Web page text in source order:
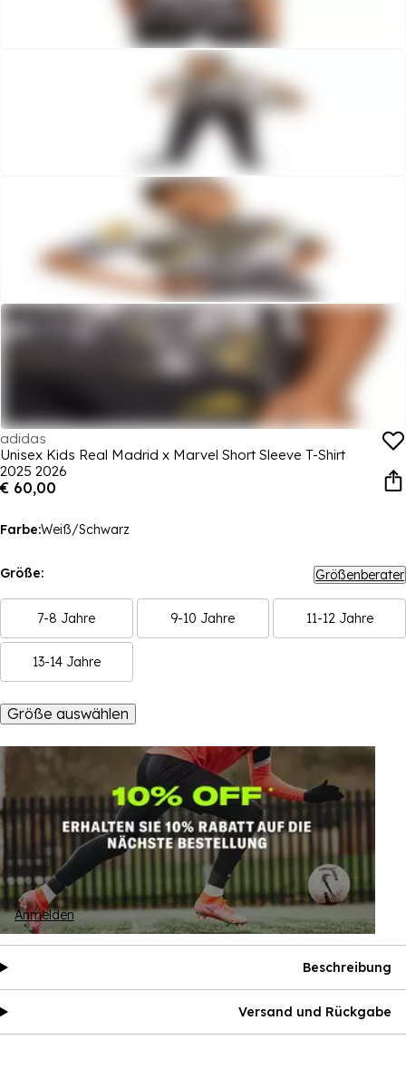
adidas
Unisex Kids Real Madrid x Marvel Short Sleeve T-Shirt
2025 2026
€ 60,00
Farbe:Weiß/Schwarz
Größe: Größenberater
7-8 Jahre 9-10 Jahre 11-12 Jahre
13-14 Jahre
Größe auswählen
Anmelden
Beschreibung
Versand und Rückgabe